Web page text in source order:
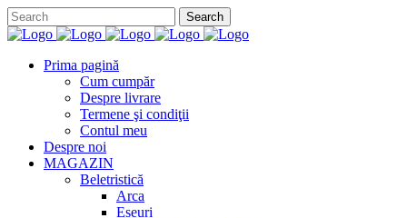
Prima pagină
Cum cumpăr
Despre livrare
Termene şi condiţii
Contul meu
Despre noi
MAGAZIN
Beletristică
Arca
Eseuri